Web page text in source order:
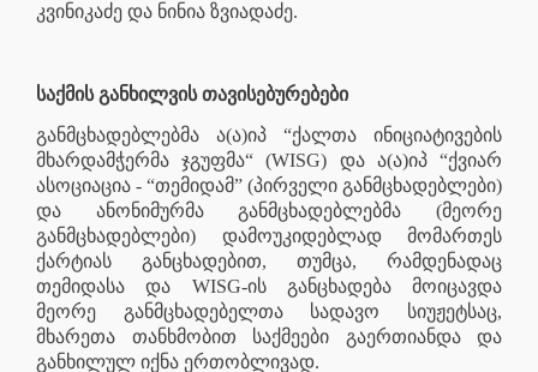
კვინიკაძე და ნინია ზვიადაძე.
საქმის განხილვის თავისებურებები
განმცხადებლებმა ა(ა)იპ “ქალთა ინიციატივების
მხარდამჭერმა ჯგუფმა“ (WISG) და ა(ა)იპ “ქვიარ
ასოციაცია - “თემიდამ” (პირველი განმცხადებლები)
და ანონიმურმა განმცხადებლებმა (მეორე
განმცხადებლები) დამოუკიდებლად მომართეს
ქარტიას განცხადებით, თუმცა, რამდენადაც
თემიდასა და WISG-ის განცხადება მოიცავდა
მეორე განმცხადებელთა სადავო სიუჟეტსაც,
მხარეთა თანხმობით საქმეები გაერთიანდა და
განხილულ იქნა ერთობლივად.